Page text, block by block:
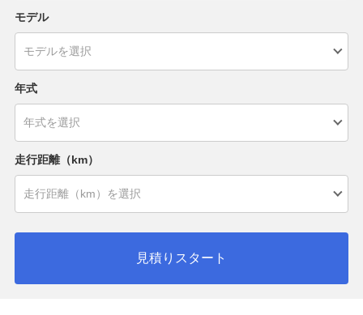
モデル
年式
走行距離（km）
見積りスタート